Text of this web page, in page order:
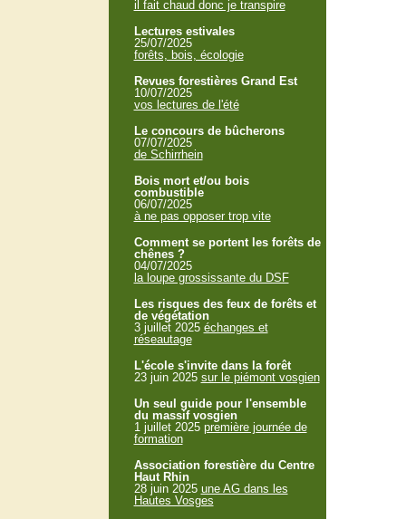
il fait chaud donc je transpire
Lectures estivales
25/07/2025
forêts, bois, écologie
Revues forestières Grand Est
10/07/2025
vos lectures de l'été
Le concours de bûcherons
07/07/2025
de Schirrhein
Bois mort et/ou bois
combustible
06/07/2025
à ne pas opposer trop vite
Comment se portent les forêts de
chênes ?
04/07/2025
la loupe grossissante du DSF
Les risques des feux de forêts et
de végétation
3 juillet 2025 échanges et
réseautage
L'école s'invite dans la forêt
23 juin 2025 sur le piémont vosgien
Un seul guide pour l'ensemble
du massif vosgien
1 juillet 2025 première journée de
formation
Association forestière du Centre
Haut Rhin
28 juin 2025 une AG dans les
Hautes Vosges